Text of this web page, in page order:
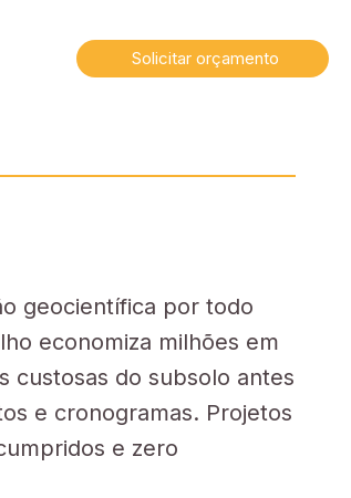
Solicitar orçamento
geocientífica por todo
economiza milhões em
custosas do subsolo antes
e cronogramas. Projetos
e zero